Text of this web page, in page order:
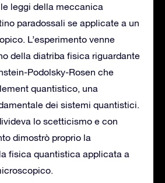
leggi della meccanica
paradossali se applicate a un
L’esperimento venne
della diatriba fisica riguardante
Podolsky-Rosen che
quantistico, una
dei sistemi quantistici.
lo scetticismo e con
dimostrò proprio la
fisica quantistica applicata a